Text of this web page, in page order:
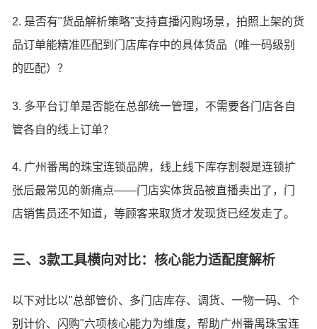
2. 是否有"货品解析策略"支持直播闪购场景，拍照上架的货
品订单能精准匹配到门店库存中的具体货品（唯一码级别
的匹配）？
3. 多平台订单是否能在总部统一管理，不需要各门店各自
管各自的线上订单？
4. 广州番禺的珠宝连锁品牌，线上线下库存割裂是连锁扩
张后最常见的新痛点——门店实体货品被直播卖出了，门
店销售员还不知道，等顾客来取货才发现货已经发走了。
三、3款工具横向对比：核心能力适配度解析
以下对比以"总部管价、多门店库存、调货、一物一码、个
别计价、闪购"六项核心能力为维度，帮助广州番禺珠宝连